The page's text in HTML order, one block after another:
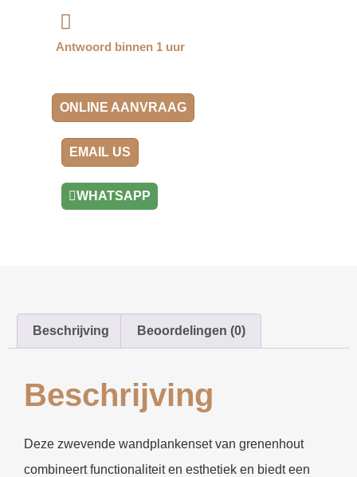
Antwoord binnen 1 uur
ONLINE AANVRAAG
EMAIL US
WHATSAPP
Beschrijving Beoordelingen (0)
Beschrijving
Deze zwevende wandplankenset van grenenhout
combineert functionaliteit en esthetiek en biedt een